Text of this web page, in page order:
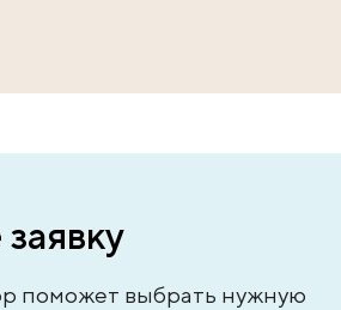
поможет выбрать нужную